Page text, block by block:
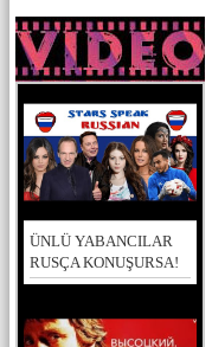
ÜNLÜ YABANCILAR
RUSÇA KONUŞURSA!